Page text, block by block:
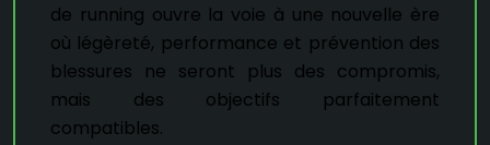
de running ouvre la voie à une nouvelle ère
où légèreté, performance et prévention des
blessures ne seront plus des compromis,
mais des objectifs parfaitement
compatibles.